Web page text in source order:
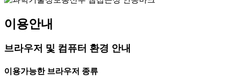
이용안내
브라우저 및 컴퓨터 환경 안내
이용가능한 브라우저 종류